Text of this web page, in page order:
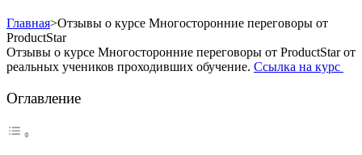
Главная>Отзывы о курсе Многосторонние переговоры от
ProductStar
Отзывы о курсе Многосторонние переговоры от ProductStar от
реальных учеников проходивших обучение. Ссылка на курс
Оглавление